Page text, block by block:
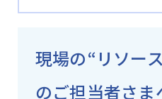
現場の“リソー
のご担当者さま